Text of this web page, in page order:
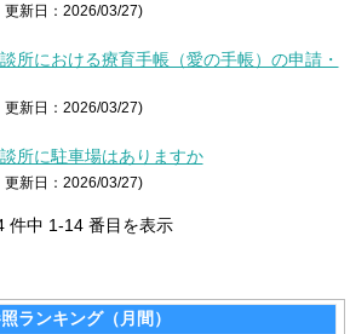
更新日：2026/03/27)
所における療育手帳（愛の手帳）の申請・
更新日：2026/03/27)
所に駐車場はありますか
更新日：2026/03/27)
件中 1-14 番目を表示
ランキング（月間）